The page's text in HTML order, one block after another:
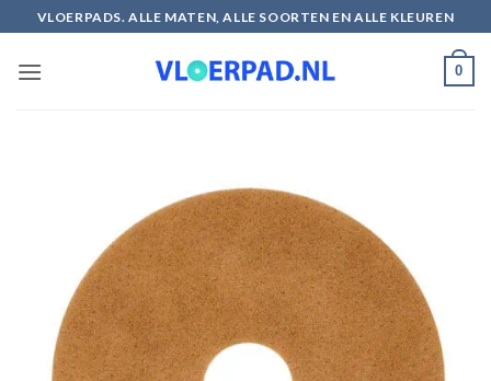
naar
inhoud
VLOERPADS. ALLE MATEN, ALLE SOORTEN EN ALLE KLEUREN
0